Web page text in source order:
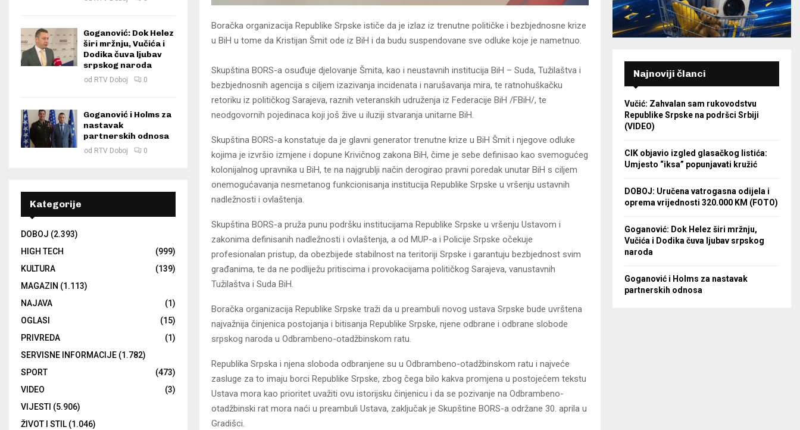
Boračka organizacija Republike Srpske ističe da je izlaz iz trenutne političke i bezbjednosne krize
u BiH u tome da Kristijan Šmit ode iz BiH i da budu suspendovane sve odluke koje je nametnuo.
Skupština BORS-a osuđuje djelovanje Šmita, kao i neustavnih institucija BiH – Suda, Tužilaštva i
bezbjednosnih agencija s ciljem izazivanja incidenata i narušavanja mira, te ratnohuškačku
retoriku iz političkog Sarajeva, raznih veteranskih udruženja iz Federacije BiH /FBiH/, te
neodgovornih pojedinaca koji još žive u iluziji stvaranja unitarne BiH.
Skupština BORS-a konstatuje da je glavni generator trenutne krize u BiH Šmit i njegove odluke
kojima je izvršio izmjene i dopune Krivičnog zakona BiH, čime je sebe definisao kao svemogućeg
kolonijalnog upravnika u BiH, te na najgrublji način derogirao pravni poredak unutar BiH s ciljem
onemogućavanja nesmetanog funkcionisanja institucija Republike Srpske u vršenju ustavnih
nadležnosti i ovlaštenja.
Skupština BORS-a pruža punu podršku institucijama Republike Srpske u vršenju Ustavom i
zakonima definisanih nadležnosti i ovlaštenja, a od MUP-a i Policije Srpske očekuje
profesionalan pristup, da obezbijede stabilnost na teritoriji Srpske i garantuju bezbjednost svim
građanima, te da ne podliježu pritiscima i provokacijama političkog Sarajeva, vanustavnih
Tužilaštva i Suda BiH.
Boračka organizacija Republike Srpske traži da u preambuli novog ustava Srpske bude uvrštena
najvažnija činjenica postojanja i bitisanja Republike Srpske, njene odbrane i odbrane slobode
srpskog naroda u Odbrambeno-otadžbinskom ratu.
Republika Srpska i njena sloboda odbranjene su u Odbrambeno-otadžbinskom ratu i najveće
zasluge za to imaju borci Republike Srpske, zbog čega bilo kakva promjena u postojećem tekstu
Ustava mora kao prioritet uvažiti ovu istorijsku činjenicu i da se pozivanje na Odbrambeno-
otadžbinski rat mora naći u preambuli Ustava, zaključak je Skupštine BORS-a održane 30. aprila u
Gradišci.
Goganović: Dok Helez
širi mržnju, Vučića i
Dodika čuva ljubav
srpskog naroda
od RTV Doboj 0
Goganović i Holms za
nastavak
partnerskih odnosa
od RTV Doboj 0
Kategorije
DOBOJ (2.393)
HIGH TECH
(999)
KULTURA
(139)
MAGAZIN (1.113)
NAJAVA
(1)
OGLASI
(15)
PRIVREDA
(1)
SERVISNE INFORMACIJE (1.782)
SPORT
(473)
VIDEO
(3)
VIJESTI (5.906)
ŽIVOT I STIL(1.046)
Najnoviji članci
Vučić: Zahvalan sam rukovodstvu
Republike Srpske na podršci Srbiji
(VIDEO)
CIK objavio izgled glasačkog listića:
Umjesto “iksa” popunjavati kružić
DOBOJ: Uručena vatrogasna odijela i
oprema vrijednosti 320.000 KM (FOTO)
Goganović: Dok Helez širi mržnju,
Vučića i Dodika čuva ljubav srpskog
naroda
Goganović i Holms za nastavak
partnerskih odnosa